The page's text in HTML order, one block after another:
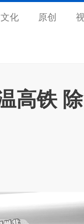
文化 原创
高铁